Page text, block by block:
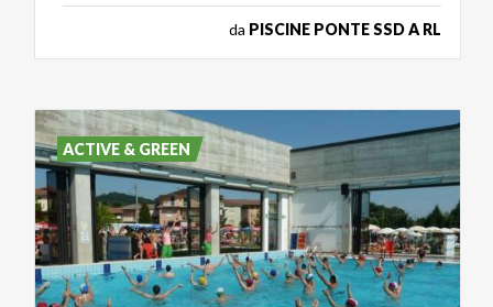
da PISCINE PONTE SSD A RL
ACTIVE & GREEN